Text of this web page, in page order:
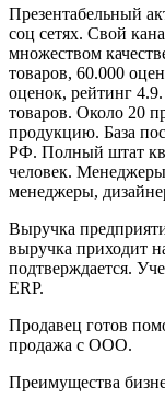
Презентабельный
соц сетях. Свой
множеством
товаров, 60.000
оценок, рейтинг
товаров. Около 20
продукцию. База
РФ. Полный штат
человек.
менеджеры,
Выручка
выручка приходит
подтверждается.
ЕRP.
Продавец готов
продажа с ООО.
Преимущества